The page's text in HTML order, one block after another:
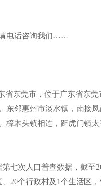
电话咨询我们……
省东莞市，位于广东省东
东邻惠州市淡水镇，南接
樟木头镇相连，距虎门镇
七次人口普查数据，截至
20个行政村及1个生活区